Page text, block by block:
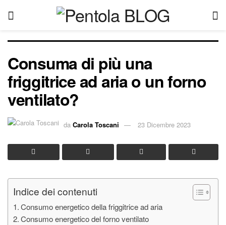
Consuma di più una
friggitrice ad aria o un forno
ventilato?
da Carola Toscani 23 Dicembre 2023
Indice dei contenuti
Consumo energetico della friggitrice ad aria
Consumo energetico del forno ventilato